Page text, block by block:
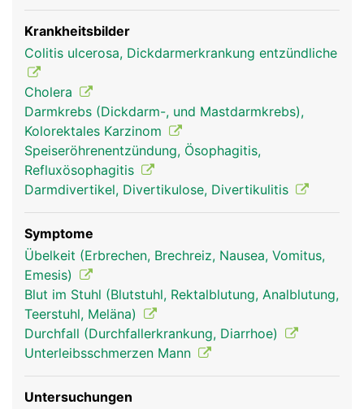
aufgenommen und gelangen über die Pfortader in
die Leber, dem wichtigsten Stoffwechselorgan im
Körper, wo sie gespeichert und weiter verarbeitet
werden. Unverdauliche Nahrungsbestandteile
werden als Stuhl aus dem Körper ausgeschieden.
Der Darminhalt wird dabei durch kräftige,
wellenförmige Darmbewegungen (Peristaltik)
durch den Verdauungstrakt transportiert.
verdauungstrakt
frau
verdauungstrakt
mann
Kopf Links Frau
Krankheitsbilder
Colitis ulcerosa, Dickdarmerkrankung entzündliche
Cholera
Darmkrebs (Dickdarm-, und Mastdarmkrebs),
Kolorektales Karzinom
Speiseröhrenentzündung, Ösophagitis,
Refluxösophagitis
Darmdivertikel, Divertikulose, Divertikulitis
Symptome
Übelkeit (Erbrechen, Brechreiz, Nausea, Vomitus,
Emesis)
Blut im Stuhl (Blutstuhl, Rektalblutung, Analblutung,
Teerstuhl, Meläna)
Durchfall (Durchfallerkrankung, Diarrhoe)
Unterleibsschmerzen Mann
Untersuchungen